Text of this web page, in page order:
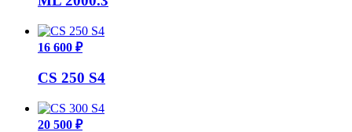
16 600 ₽
CS 250 S4
20 500 ₽